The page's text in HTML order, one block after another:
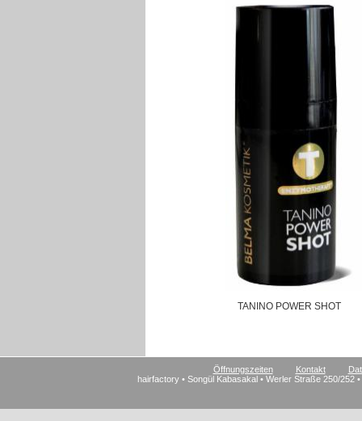
TANINO POWER SHOT
Öffnungszeiten Kontakt
hairfactory • Songül Kabasakal • Werler Straße 250/252